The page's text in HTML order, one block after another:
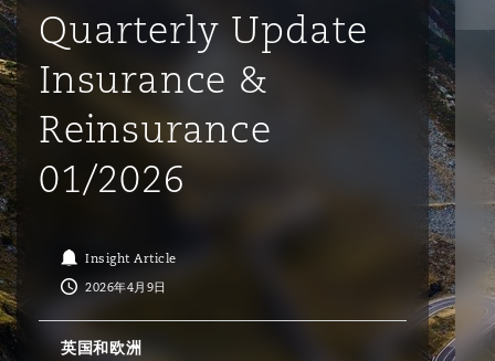
空 Business Jets
Commerical Dispute
业与咨询
商业
议解决
Commercial Arbitration
源、海洋与贸易
Energy & Natural Resources
Bermuda Form
Corporate, Commercial &
Construction Disputes
Anti-Bribery & Corruption
External Investigations
候变化
Code
& Co Newton - 解锁智能索赔新模式
议融资
罗
普敦
累斯萨拉姆
翰内斯堡
谷
京
里斯班
庆
拉加斯
西哥城
约热内卢
地亚哥 – 联营办公室
布扎比
罗
哈
拜
特兰大
士顿
尔加里
加哥
伯丁
尔法斯特
明翰
里斯托尔
Quarterly Update
Insurance &
Reinsurance
01/2026
Insight Article
2026年4月9日
英国和欧洲